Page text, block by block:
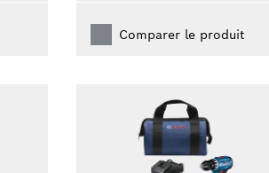
Comparer le produit